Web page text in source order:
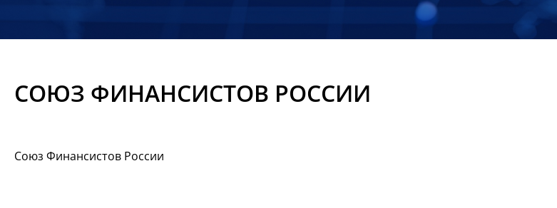
СОЮЗ ФИНАНСИСТОВ РОССИИ
Союз Финансистов России